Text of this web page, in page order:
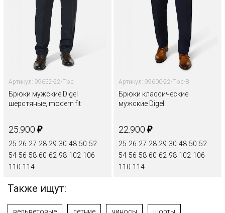
Артикул: 99652-22-Пэр
Брюки мужские Digel
шерстяные, modern fit
25.900 ₽
25 26 27 28 29 30 48 50 52
54 56 58 60 62 98 102 106
110 114
Артикул: 99600-22-Пэр-В
Брюки классические
мужские Digel
22.900 ₽
25 26 27 28 29 30 48 50 52
54 56 58 60 62 98 102 106
110 114
Также ищут: